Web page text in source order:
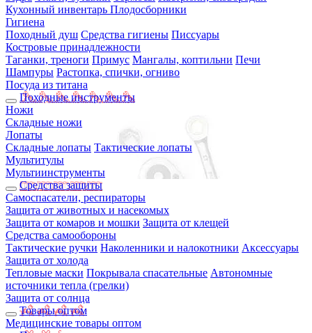
Кухонный инвентарь Плодосборники
Гигиена
Походный душ Средства гигиены Писсуары
Костровые принадлежности
Таганки, треноги Примус Мангалы, коптильни Печи
Шампуры Растопка, спички, огниво
Посуда из титана
Походные инструменты
Ножи
Складные ножи
Лопаты
Складные лопаты Тактические лопаты
Мультитулы
Мультиинструменты
Средства защиты
Самоспасатели, респираторы
Защита от животных и насекомых
Защита от комаров и мошки Защита от клещей
Средства самообороны
Тактические ручки Наколенники и налокотники Аксессуары
Защита от холода
Тепловые маски Покрывала спасательные Автономные
источники тепла (грелки)
Защита от солнца
Товары оптом
Медицинские товары оптом